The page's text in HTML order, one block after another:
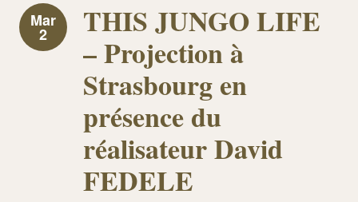
Mar
2
THIS JUNGO LIFE
– Projection à
Strasbourg en
présence du
réalisateur David
FEDELE